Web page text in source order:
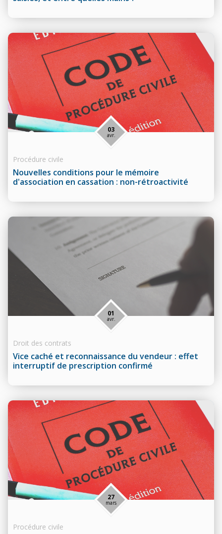
Nouvelles conditions pour le mémoire
d'association en cassation : non-rétroactivité
03
avr.
Procédure civile
Vice caché et reconnaissance du vendeur : effet
interruptif de prescription confirmé
01
avr.
Droit des contrats
27
mars
Procédure civile